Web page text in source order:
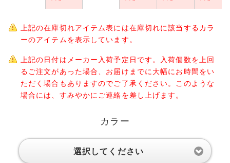
上記の在庫切れアイテム表には在庫切れに該当するカラ
ーのアイテムを表示しています。
上記の日付はメーカー入荷予定日です。入荷個数を上回
るご注文があった場合、お届けまでに大幅にお時間をい
ただく場合もありますのでご了承ください。このような
場合には、すみやかにご連絡を差し上げます。
カラー
選択してください